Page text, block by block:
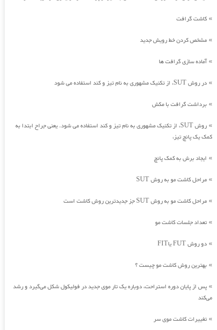
» کاشت گرافت
» مشخص کردن خط رویش جدید
»آماده سازی گرافت ها
» در روش SUT، از تکنیک مشهوری به نام تیز و کند استفاده می شود
» برداشت گرافت با مکش
»
روش SUT، از تکنیک مشهوری به نام تیز و کند استفاده می شود. یعنی جراح ابتدا به
کمک یک پانچ تیز،
» ایجاد برش به کمک پانچ
» مراحل کاشت مو به روش SUT
» مراحل کاشت مو به روش SUT جز جدیدترین روش کاشت است
» تعداد جلسات کاشت مو
» دو روش FUT یاFIT
» بهترین روش کاشت مو چیست ؟
» پس از پایان دوره استراحت، دوباره یک تار موی جدید در فولیکول شکل می‌گیرد و رشد
می‌کند
» تغییرات کاشت موی سر